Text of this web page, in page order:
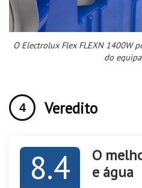
O Electrolux Flex FLEXN 1400W
do
Veredito
8.4
O
e água